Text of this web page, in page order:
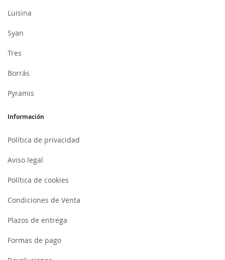
Luisina
Syan
Tres
Borrás
Pyramis
Información
Política de privacidad
Aviso legal
Política de cookies
Condiciones de Venta
Plazos de entrega
Formas de pago